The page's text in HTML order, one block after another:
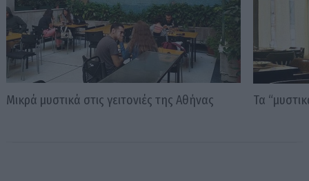
Μικρά μυστικά στις γειτονιές της Αθήνας Τα